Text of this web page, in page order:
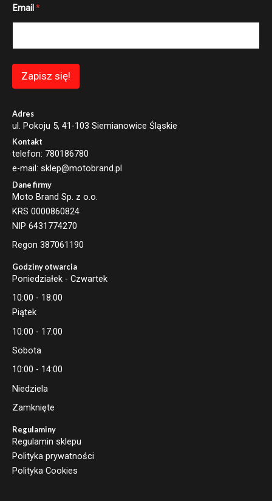
m
E
l
m
a
l
Email *
Zapisz się!
Adres
ul. Pokoju 5, 41-103 Siemianowice Śląskie
Kontakt
telefon: 780186780
e-mail: sklep@motobrand.pl
Dane firmy
Moto Brand Sp. z o.o.
KRS 0000860824
NIP 6431774270
Regon 387061190
Godziny otwarcia
Poniedziałek - Czwartek
10:00 - 18:00
Piątek
10:00 - 17:00
Sobota
10:00 - 14:00
Niedziela
Zamknięte
Regulaminy
Regulamin sklepu
Polityka prywatności
Polityka Cookies